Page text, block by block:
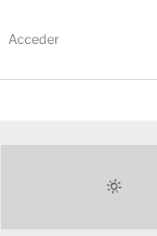
Acceder